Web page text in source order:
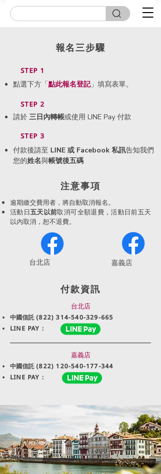
報名三步驟
STEP 1
點選下方「點此報名登記」填寫表單。
STEP 2
請於 三日內轉帳或使用 LINE Pay 付款
STEP 3
付款後請至 LINE 或 Facebook 私訊告知我們
您的姓名與帳號後五碼
​注意事項
逾期繳交費用者，將自動取消報名。
活動日五天以前取消可全額退費，活動日前五天
以內取消，恕不退費。
​台北店 嘉義店
付款資訊
台北店
中國信託 (822) 314-540-329-665
LINE PAY：
嘉義店
中國信託 (822) 120-540-177-344
LINE PAY：